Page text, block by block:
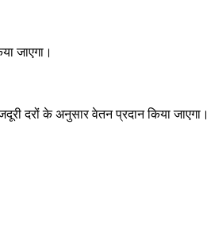
जाएगा।
दरों के अनुसार वेतन प्रदान किया जाएगा।